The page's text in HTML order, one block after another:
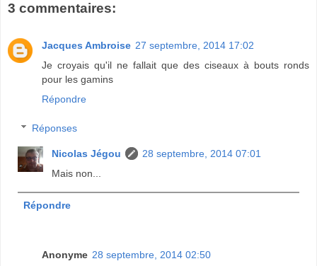
3 commentaires:
Jacques Ambroise 27 septembre, 2014 17:02
Je croyais qu'il ne fallait que des ciseaux à bouts ronds
pour les gamins
Répondre
Réponses
Nicolas Jégou
28 septembre, 2014 07:01
Mais non...
Répondre
Anonyme 28 septembre, 2014 02:50